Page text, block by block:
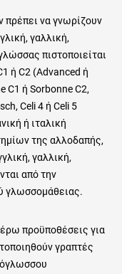
πρέπει να γνωρίζουν
γαλλική,
πιστοποιείται
ή C2 (Advanced ή
C1 ή Sorbonne C2,
Celi 4 ή Celi 5
ή ιταλική
της αλλοδαπής,
γαλλική,
από την
γλωσσομάθειας.
προϋποθέσεις για
γραπτές